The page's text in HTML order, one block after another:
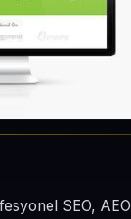
SEO, AEO